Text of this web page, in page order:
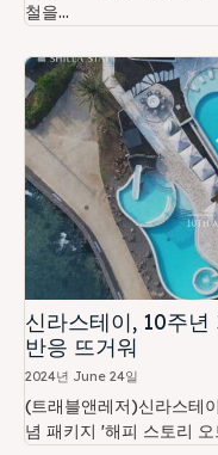
철을...
신라스테이, 10주년
반응 뜨거워
2024년 June 24일
(트래블앤레저)신라스테
념 패키지 '해피 스토리